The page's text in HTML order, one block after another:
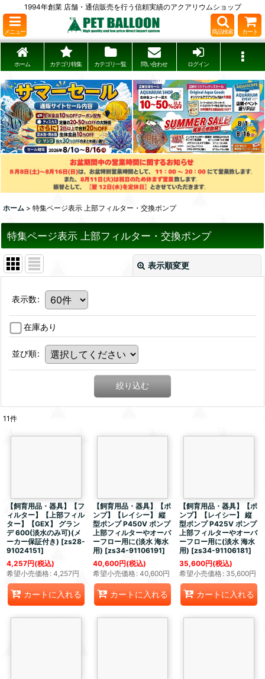
1994年創業 店舗・通信販売を行う信頼実績のアクアリウムショップ
メニュー 商品検索 カート
ホーム カテゴリ特集 カテゴリ一覧 問い合わせ ログイン
ホーム > 特集ページ表示 上部フィルター・交換ポンプ
特集ページ表示 上部フィルター・交換ポンプ
表示順変更
表示数:
在庫あり
並び順:
絞り込む
11件
【飼育用品・器具】【フ
ィルター】【上部フィル
ター】【GEX】 グラン
デ 600(淡水のみ可)(メ
ーカー保証付き) [zs28-
91024151]
4,257円(税込)
希望小売価格: 4,257円
カートに入れる
【飼育用品・器具】【ポ
ンプ】【レイシー】 縦
型ポンプ P450V ポンプ
上部フィルターやオーバ
ーフロー用に(淡水 海水
用) [zs34-91106191]
40,600円(税込)
希望小売価格: 40,600円
カートに入れる
【飼育用品・器具】【ポ
ンプ】【レイシー】 縦
型ポンプ P425V ポンプ
上部フィルターやオーバ
ーフロー用に(淡水 海水
用) [zs34-91106181]
35,600円(税込)
希望小売価格: 35,600円
カートに入れる